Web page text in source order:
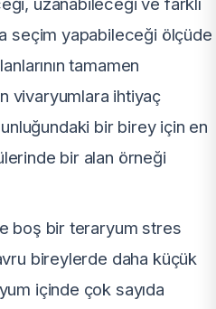
seçim yapabileceği ölçüde
tamamen
vivaryumlara ihtiyaç
bir birey için en
bir alan örneği
boş bir teraryum stres
bireylerde daha küçük
içinde çok sayıda